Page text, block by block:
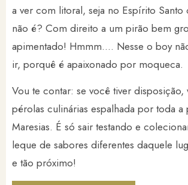
a ver com litoral, seja no Espírito Santo
não é? Com direito a um pirão bem
apimentado! Hmmm…. Nesse o boy
ir, porquê é apaixonado por moqueca.
Vou te contar: se você tiver disposição,
pérolas culinárias espalhada por toda a
Maresias. É só sair testando e
leque de sabores diferentes daquele
e tão próximo!